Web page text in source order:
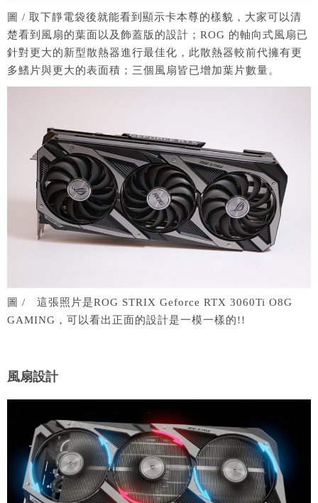
圖 / 取下靜電袋後就能看到顯示卡本尊的樣貌，大家可以清
楚看到風扇的葉面以及飾蓋版的設計；ROG 的軸向式風扇已
針對更大的新型散熱器進行最佳化，此散熱器較前代擁有更
多鰭片與更大的表面積；三個風扇皆已增加葉片數量。
圖 / 這張照片是ROG STRIX Geforce RTX 3060Ti O8G
GAMING，可以看出正面的設計是一模一樣的!!
風扇設計